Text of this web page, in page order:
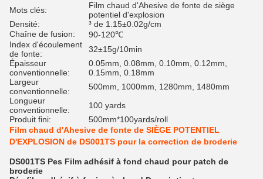
Mots clés:
Film chaud d'Ahesive de fonte de siège
potentiel d'explosion
Densité:
³ de 1.15±0.02g/cm
Chaîne de fusion:
90-120℃
Index d'écoulement
de fonte:
32±15g/10min
Épaisseur
conventionnelle:
0.05mm, 0.08mm, 0.10mm, 0.12mm,
0.15mm, 0.18mm
Largeur
conventionnelle:
500mm, 1000mm, 1280mm, 1480mm
Longueur
conventionnelle:
100 yards
Produit fini:
500mm*100yards/roll
Film chaud d'Ahesive de fonte de SIÈGE POTENTIEL
D'EXPLOSION de DS001TS pour la correction de broderie
DS001TS Pes Film adhésif à fond chaud pour patch de
broderie